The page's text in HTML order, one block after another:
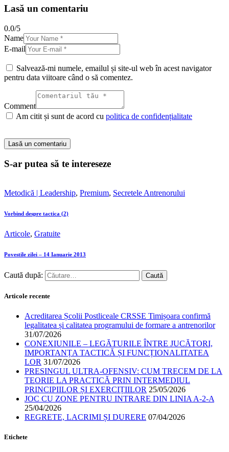
Lasă un comentariu
0.0/5
Name
E-mail
Salvează-mi numele, emailul și site-ul web în acest navigator
pentru data viitoare când o să comentez.
Comment
Am citit și sunt de acord cu politica de confidențialitate
S-ar putea să te intereseze
Metodică | Leadership, Premium, Secretele Antrenorului
Vorbind despre tactica (2)
Articole, Gratuite
Povestile zilei – 14 Ianuarie 2013
Caută după:
Articole recente
Acreditarea Școlii Postliceale CRSSE Timișoara confirmă
legalitatea și calitatea programului de formare a antrenorilor
31/07/2026
CONEXIUNILE – LEGĂTURILE ÎNTRE JUCĂTORI,
IMPORTANȚA TACTICĂ ȘI FUNCȚIONALITATEA
LOR 31/07/2026
PRESINGUL ULTRA-OFENSIV: CUM TRECEM DE LA
TEORIE LA PRACTICĂ PRIN INTERMEDIUL
PRINCIPIILOR ȘI EXERCIȚIILOR 25/05/2026
JOC CU ZONE PENTRU INTRARE DIN LINIA A-2-A
25/04/2026
REGRETE, LACRIMI ȘI DURERE 07/04/2026
Etichete